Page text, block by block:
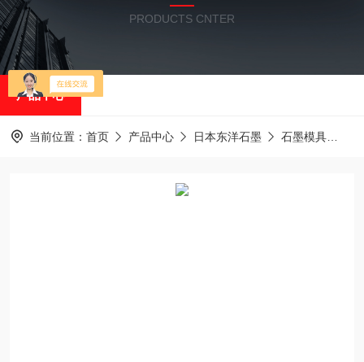
PRODUCTS CNTER
产品中心
当前位置： 首页 产品中心 日本东洋石墨 石墨模具